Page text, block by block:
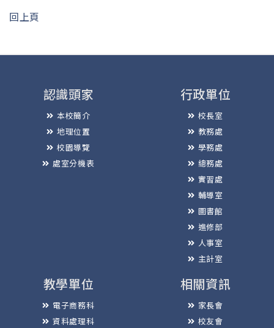
回上頁
認識頭家
本校簡介
地理位置
校園導覽
處室分機表
行政單位
校長室
教務處
學務處
總務處
實習處
輔導室
圖書館
進修部
人事室
主計室
教學單位
電子商務科
資料處理科
相關資訊
家長會
校友會